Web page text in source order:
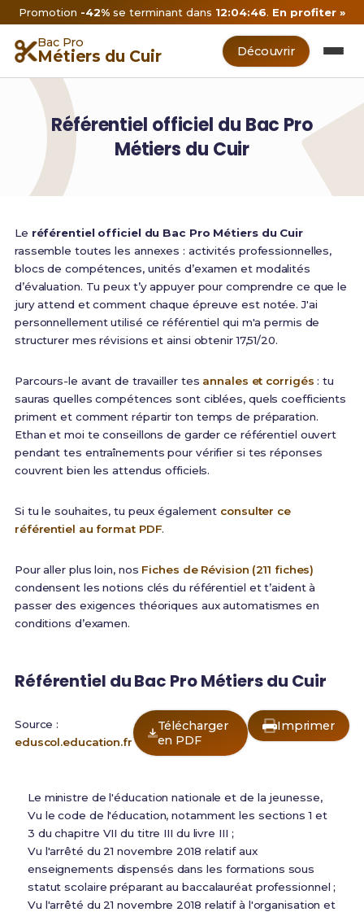
Promotion -42% se terminant dans 12:04:46. En profiter »
Bac Pro
Métiers du Cuir Découvrir
Référentiel officiel du Bac Pro
Métiers du Cuir
Le référentiel officiel du Bac Pro Métiers du Cuir
rassemble toutes les annexes : activités professionnelles,
blocs de compétences, unités d’examen et modalités
d’évaluation. Tu peux t’y appuyer pour comprendre ce que le
jury attend et comment chaque épreuve est notée. J'ai
personnellement utilisé ce référentiel qui m'a permis de
structurer mes révisions et ainsi obtenir 17,51/20.
Parcours-le avant de travailler tes annales et corrigés : tu
sauras quelles compétences sont ciblées, quels coefficients
priment et comment répartir ton temps de préparation.
Ethan et moi te conseillons de garder ce référentiel ouvert
pendant tes entraînements pour vérifier si tes réponses
couvrent bien les attendus officiels.
Si tu le souhaites, tu peux également consulter ce
référentiel au format PDF.
Pour aller plus loin, nos Fiches de Révision (211 fiches)
condensent les notions clés du référentiel et t’aident à
passer des exigences théoriques aux automatismes en
conditions d’examen.
Référentiel du Bac Pro Métiers du Cuir
Source :
eduscol.education.fr
Télécharger
en PDF
Imprimer
Le ministre de l'éducation nationale et de la jeunesse,
Vu le code de l'éducation, notamment les sections 1 et
3 du chapitre VII du titre III du livre III ;
Vu l'arrêté du 21 novembre 2018 relatif aux
enseignements dispensés dans les formations sous
statut scolaire préparant au baccalauréat professionnel ;
Vu l'arrêté du 21 novembre 2018 relatif à l'organisation et